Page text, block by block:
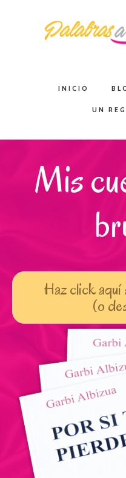
contenido
INICIO
UN
Mis
Haz click aquí
(o